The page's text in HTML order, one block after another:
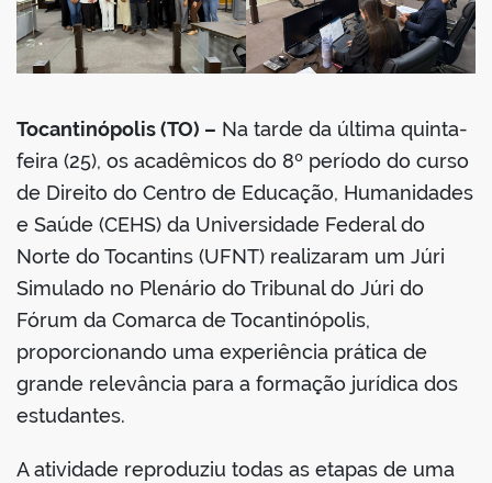
Tocantinópolis (TO) – Na tarde da última quinta-
feira (25), os acadêmicos do 8º período do curso
de Direito do Centro de Educação, Humanidades
e Saúde (CEHS) da Universidade Federal do
Norte do Tocantins (UFNT) realizaram um Júri
Simulado no Plenário do Tribunal do Júri do
Fórum da Comarca de Tocantinópolis,
proporcionando uma experiência prática de
grande relevância para a formação jurídica dos
estudantes.
A atividade reproduziu todas as etapas de uma